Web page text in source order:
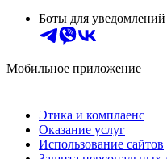
Боты для уведомлений
Мобильное приложение
Этика и комплаенс
Оказание услуг
Использование сайтов